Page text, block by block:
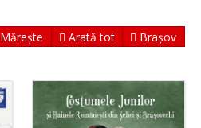
Mărește Arată tot Brașov